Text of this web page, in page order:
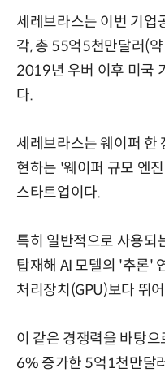
세레브라스는 이번 기업
각, 총 55억5천만달러(
2019년 우버 이후 미국
다.
세레브라스는 웨이퍼 한
현하는 '웨이퍼 규모 엔
스타트업이다.
특히 일반적으로 사용되
탑재해 AI 모델의 '추론'
처리장치(GPU)보다 뛰
이 같은 경쟁력을 바탕
6% 증가한 5억1천만달